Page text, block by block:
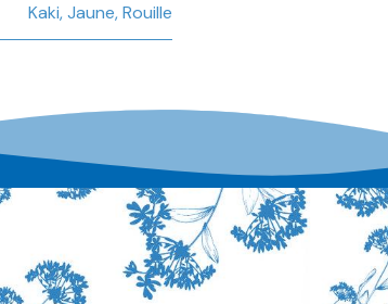
Kaki,Jaune,Rouille